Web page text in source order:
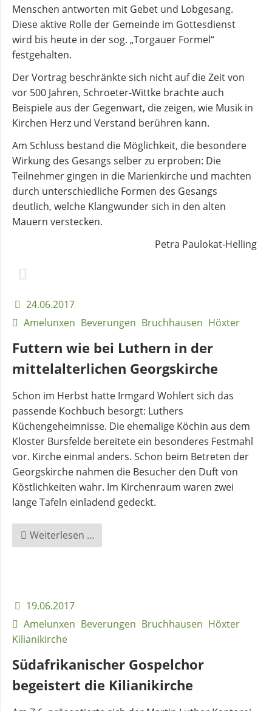
Menschen antworten mit Gebet und Lobgesang.
Diese aktive Rolle der Gemeinde im Gottesdienst
wird bis heute in der sog. „Torgauer Formel“
festgehalten.
Der Vortrag beschränkte sich nicht auf die Zeit von
vor 500 Jahren, Schroeter-Wittke brachte auch
Beispiele aus der Gegenwart, die zeigen, wie Musik in
Kirchen Herz und Verstand berühren kann.
Am Schluss bestand die Möglichkeit, die besondere
Wirkung des Gesangs selber zu erproben: Die
Teilnehmer gingen in die Marienkirche und machten
durch unterschiedliche Formen des Gesangs
deutlich, welche Klangwunder sich in den alten
Mauern verstecken.
Petra Paulokat-Helling
24.06.2017
Amelunxen Beverungen Bruchhausen Höxter
Futtern wie bei Luthern in der
mittelalterlichen Georgskirche
Schon im Herbst hatte Irmgard Wohlert sich das
passende Kochbuch besorgt: Luthers
Küchengeheimnisse. Die ehemalige Köchin aus dem
Kloster Bursfelde bereitete ein besonderes Festmahl
vor. Kirche einmal anders. Schon beim Betreten der
Georgskirche nahmen die Besucher den Duft von
Köstlichkeiten wahr. Im Kirchenraum waren zwei
lange Tafeln einladend gedeckt.
Weiterlesen …
wie
mittelalterlichen
19.06.2017
Amelunxen Beverungen Bruchhausen Höxter
Kilianikirche
Südafrikanischer Gospelchor
begeistert die Kilianikirche